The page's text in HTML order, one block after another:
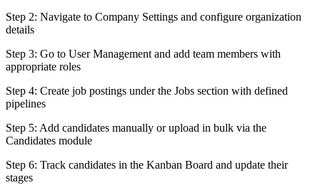
Step 2: Navigate to Company Settings and configure organization
details
Step 3: Go to User Management and add team members with
appropriate roles
Step 4: Create job postings under the Jobs section with defined
pipelines
Step 5: Add candidates manually or upload in bulk via the
Candidates module
Step 6: Track candidates in the Kanban Board and update their
stages